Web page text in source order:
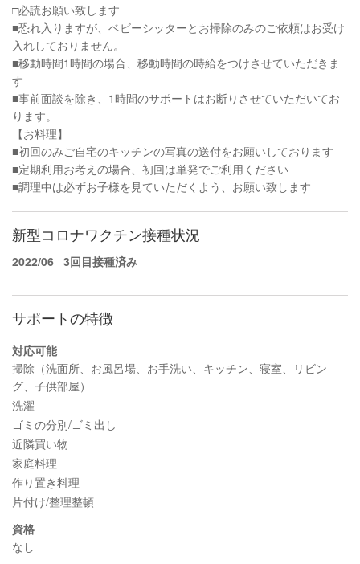
□︎必読お願い致します
■恐れ入りますが、ベビーシッターとお掃除のみのご依頼はお受け
入れしておりません。
■移動時間1時間の場合、移動時間の時給をつけさせていただきま
す
■事前面談を除き、1時間のサポートはお断りさせていただいてお
ります。
【お料理】
■初回のみご自宅のキッチンの写真の送付をお願いしております
■定期利用お考えの場合、初回は単発でご利用ください
■調理中は必ずお子様を見ていただくよう、お願い致します
新型コロナワクチン接種状況
2022/06 3回目接種済み
サポートの特徴
対応可能
掃除（洗面所、お風呂場、お手洗い、キッチン、寝室、リビン
グ、子供部屋）
洗濯
ゴミの分別/ゴミ出し
近隣買い物
家庭料理
作り置き料理
片付け/整理整頓
資格
なし